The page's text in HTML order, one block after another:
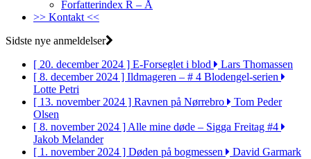
Forfatterindex R – Å
>> Kontakt <<
Sidste nye anmeldelser
[ 20. december 2024 ] E-Forseglet i blod
Lars Thomassen
[ 8. december 2024 ] Ildmageren – # 4 Blodengel-serien
Lotte Petri
[ 13. november 2024 ] Ravnen på Nørrebro
Tom Peder
Olsen
[ 8. november 2024 ]Alle mine døde – Sigga Freitag #4
Jakob Melander
[ 1. november 2024 ] Døden på bogmessen
David Garmark